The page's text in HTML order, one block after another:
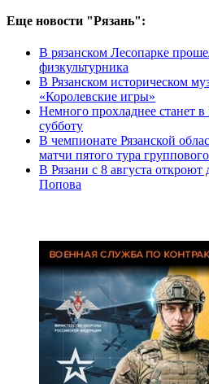
Еще новости "Рязань":
В рязанском Лесопарке
физкультурника
В Рязанском историческом
«Королевские игры»
Немного прохладнее станет в
субботу
В чемпионате Рязанской
матчи пятого тура
В Рязани с 8 августа
Попова